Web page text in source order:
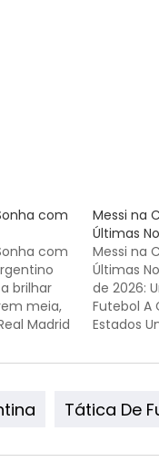
com
com
brilhar
meia,
Madrid
Messi na
Últimas
Messi na
Últimas
de 2026:
Futebol A
Estados
Tática De